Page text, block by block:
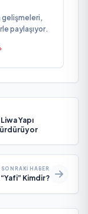
gelişmeleri,
paylaşıyor.
Yapı
SONRAKI HABER
Kimdir?